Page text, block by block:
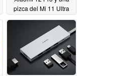
pizca del Mi 11 Ultra
11/07/2022